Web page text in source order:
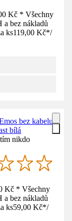
Kč * Všechny
a bez nákladů
ks119,00 Kč*/
bez kabelu
bílá
nikdo
Kč * Všechny
a bez nákladů
ks59,00 Kč*/